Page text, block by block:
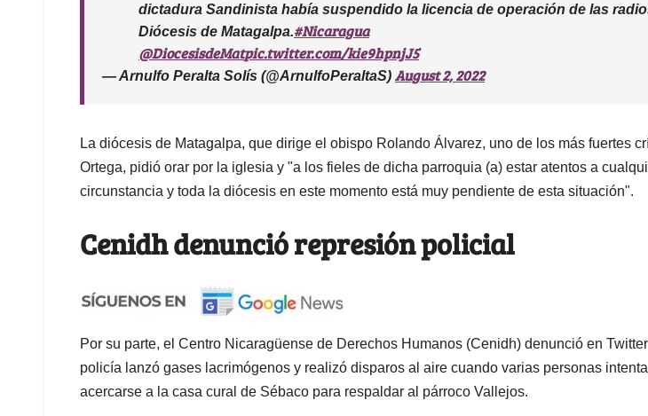
dictadura Sandinista había suspendido la licencia de operación de las
Diócesis de Matagalpa.#Nicaragua
@DiocesisdeMatpic.twitter.com/kie9hpnjJ5
— Arnulfo Peralta Solís (@ArnulfoPeraltaS) August 2, 2022
La diócesis de Matagalpa, que dirige el obispo Rolando Álvarez, uno de los más fuertes
Ortega, pidió orar por la iglesia y "a los fieles de dicha parroquia (a) estar atentos a
circunstancia y toda la diócesis en este momento está muy pendiente de esta situación".
Cenidh denunció represión policial
Por su parte, el Centro Nicaragüense de Derechos Humanos (Cenidh) denunció en
policía lanzó gases lacrimógenos y realizó disparos al aire cuando varias personas
acercarse a la casa cural de Sébaco para respaldar al párroco Vallejos.